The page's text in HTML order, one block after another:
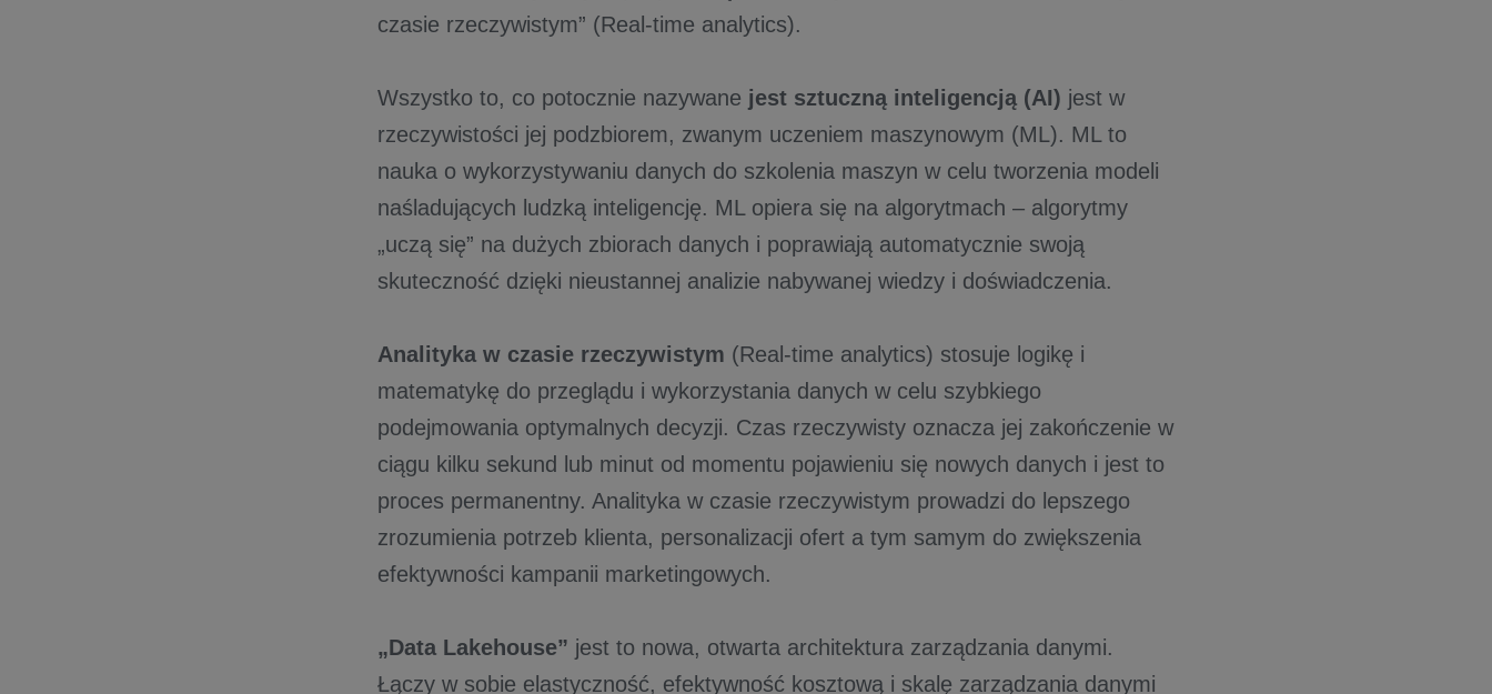
czasie rzeczywistym” (Real-time analytics).
Wszystko to, co potocznie nazywane jest sztuczną inteligencją (AI) jest w
rzeczywistości jej podzbiorem, zwanym uczeniem maszynowym (ML). ML to
nauka o wykorzystywaniu danych do szkolenia maszyn w celu tworzenia modeli
naśladujących ludzką inteligencję. ML opiera się na algorytmach – algorytmy
„uczą się” na dużych zbiorach danych i poprawiają automatycznie swoją
skuteczność dzięki nieustannej analizie nabywanej wiedzy i doświadczenia.
Analityka w czasie rzeczywistym (Real-time analytics) stosuje logikę i
matematykę do przeglądu i wykorzystania danych w celu szybkiego
podejmowania optymalnych decyzji. Czas rzeczywisty oznacza jej zakończenie w
ciągu kilku sekund lub minut od momentu pojawieniu się nowych danych i jest to
proces permanentny. Analityka w czasie rzeczywistym prowadzi do lepszego
zrozumienia potrzeb klienta, personalizacji ofert a tym samym do zwiększenia
efektywności kampanii marketingowych.
„Data Lakehouse” jest to nowa, otwarta architektura zarządzania danymi.
Łączy w sobie elastyczność, efektywność kosztową i skalę zarządzania danymi